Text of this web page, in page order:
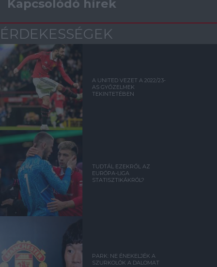
Kapcsolódó hírek
ÉRDEKESSÉGEK
A UNITED VEZET A 2022/23-
AS GYŐZELMEK
TEKINTETÉBEN
TUDTÁL EZEKRŐL AZ
EURÓPA-LIGA
STATISZTIKÁKRÓL?
PARK: NE ÉNEKELJÉK A
SZURKOLÓK A DALOMAT